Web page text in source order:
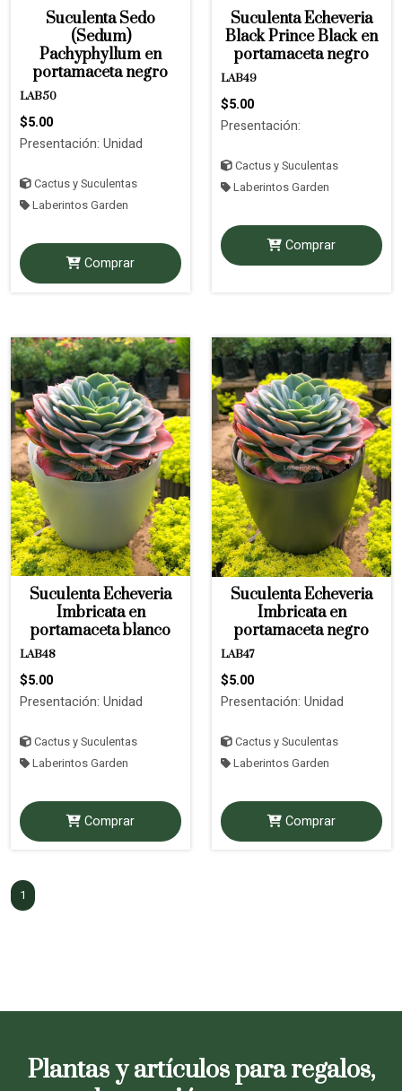
Suculenta Sedo
(Sedum)
Pachyphyllum en
portamaceta negro
LAB50
$5.00
Presentación: Unidad
Cactus y Suculentas
Laberintos Garden
Comprar
Suculenta Echeveria
Black Prince Black en
portamaceta negro
LAB49
$5.00
Presentación:
Cactus y Suculentas
Laberintos Garden
Comprar
Suculenta Echeveria
Imbricata en
portamaceta blanco
LAB48
$5.00
Presentación: Unidad
Cactus y Suculentas
Laberintos Garden
Comprar
Suculenta Echeveria
Imbricata en
portamaceta negro
LAB47
$5.00
Presentación: Unidad
Cactus y Suculentas
Laberintos Garden
Comprar
1
Plantas y artículos para regalos,